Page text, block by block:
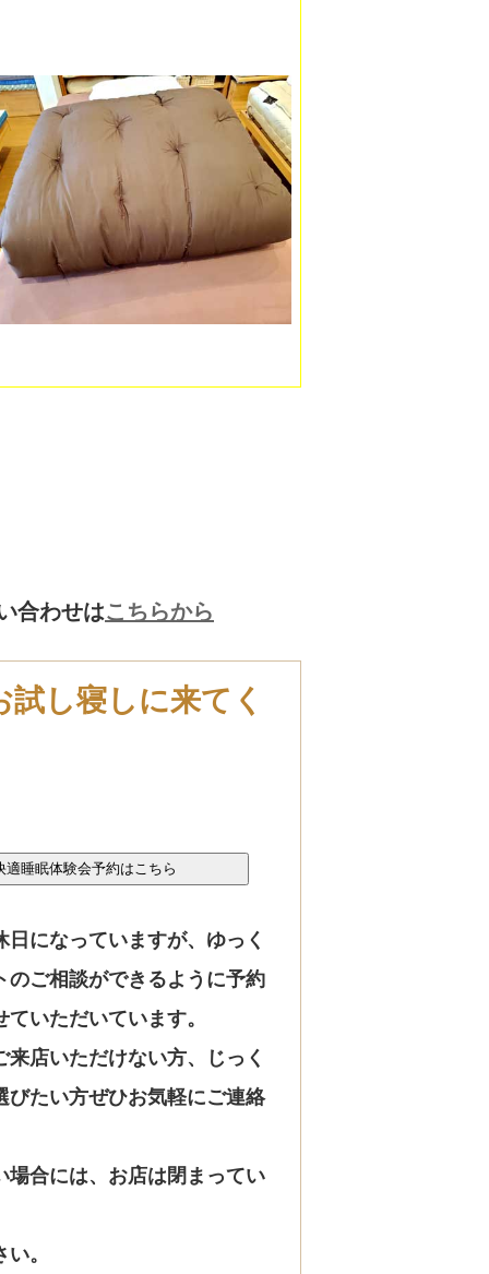
合わせはこちらから
し寝しに来てく
日になっていますが、ゆっく
のご相談ができるように予約
いただいています。
来店いただけない方、じっく
びたい方ぜひお気軽にご連絡
場合には、お店は閉まってい
。